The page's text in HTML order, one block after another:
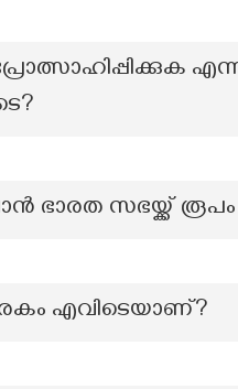
ഭാരത സഭയ്ക്ക് രൂപം
എവിടെയാണ്?